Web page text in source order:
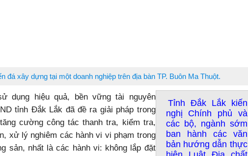
đá xây dựng tại một doanh nghiệp trên địa bàn TP. Buôn Ma Thuột.
Tỉnh Đắk Lắk kiến
nghị Chính phủ và
các bộ, ngành sớm
ban hành các văn
bản hướng dẫn thực
dụng hiệu quả, bền vững tài nguyên
tỉnh Đắk Lắk đã đề ra giải pháp trong
cường công tác thanh tra, kiểm tra,
xử lý nghiêm các hành vi vi phạm trong
sản, nhất là các hành vi: không lắp đặt